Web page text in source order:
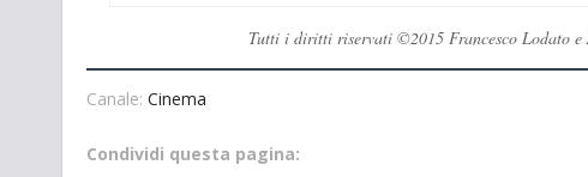
Tutti i diritti riservati ©2015 Francesco Lodato e
Canale: Cinema
Condividi questa pagina: